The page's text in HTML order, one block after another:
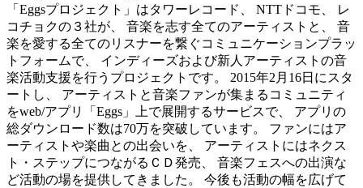
「Eggsプロジェクト」はタワーレコード、 NTTドコモ、 レ
コチョクの３社が、 音楽を志す全てのアーティストと、 音
楽を愛する全てのリスナーを繋ぐコミュニケーションプラッ
トフォームで、 インディーズおよび新人アーティストの音
楽活動支援を行うプロジェクトです。 2015年2月16日にスタ
ートし、 アーティストと音楽ファンが集まるコミュニティ
をweb/アプリ「Eggs」上で展開するサービスで、 アプリの
総ダウンロード数は70万を突破しています。 ファンにはア
ーティストや楽曲との出会いを、 アーティストにはネクス
ト・ステップにつながるＣＤ発売、 音楽フェスへの出演な
ど活動の場を提供してきました。 今後も活動の幅を広げて